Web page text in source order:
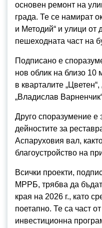
основен ремонт на
града. Те се намират
и Методий“ и улици от
пешеходната част на
Подписано е
нов облик на близо 10
в кварталите
„Владислав
Друго споразумение е
дейностите за
Аспаруховия вал,
благоустройство на
Всички проекти,
МРРБ, трябва да
края на 2026 г., като
поетапно. Те са част
инвестиционна